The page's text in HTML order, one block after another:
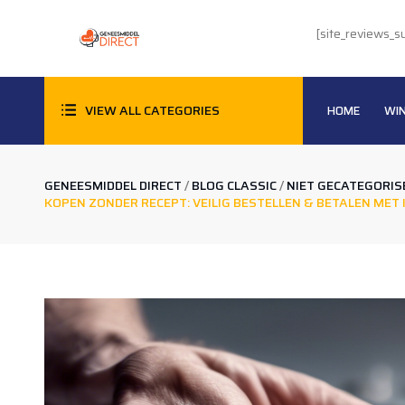
VIEW ALL CATEGORIES
404 ACCORDION & TOGGLES
KLANTEN REVIEWS MY ACCOUNT
HOME
GENEESMIDDEL DIRECT/BLOG CLASSIC/NIET
KOPEN ZONDER RECEPT: VEILIG BESTELLEN & BETALEN MET